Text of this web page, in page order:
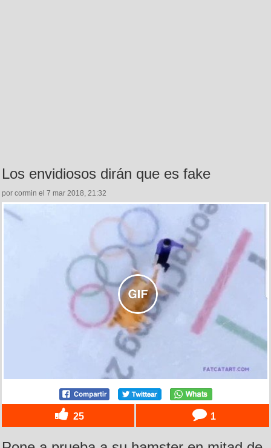
Los envidiosos dirán que es fake
por cormin el 7 mar 2018, 21:32
25 1